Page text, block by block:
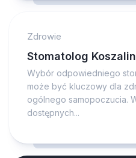
Zdrowie
Stomatolog Koszalin
Wybór odpowiedniego
może być kluczowy dla
ogólnego samopoczucia.
dostępnych...